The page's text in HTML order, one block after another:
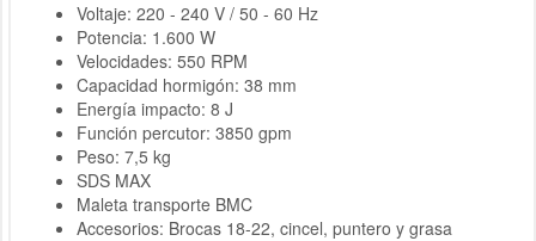
Voltaje: 220 - 240 V / 50 - 60 Hz
Potencia: 1.600 W
Velocidades: 550 RPM
Capacidad hormigón: 38 mm
Energía impacto: 8 J
Función percutor: 3850 gpm
Peso: 7,5 kg
SDS MAX
Maleta transporte BMC
Accesorios: Brocas 18-22, cincel, puntero y grasa